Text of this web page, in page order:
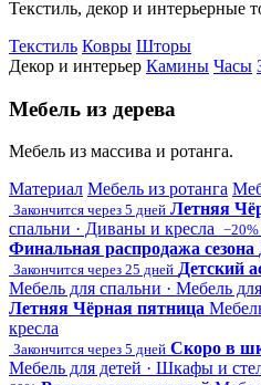
Текстиль, декор и интерьерные
Текстиль Ковры Шторы
Декор и интерьер Камины Часы
Мебель из дерева
Мебель из массива и ротанга.
Материал Мебель из ротанга
Закончится через 5 дней Летняя
спальни · Диваны и кресла
Финальная распродажа сезона
Закончится через 25 дней Детский
Мебель для спальни · Мебель
Летняя Чёрная пятница
кресла
Закончится через 5 дней Скоро в
Мебель для детей · Шкафы и